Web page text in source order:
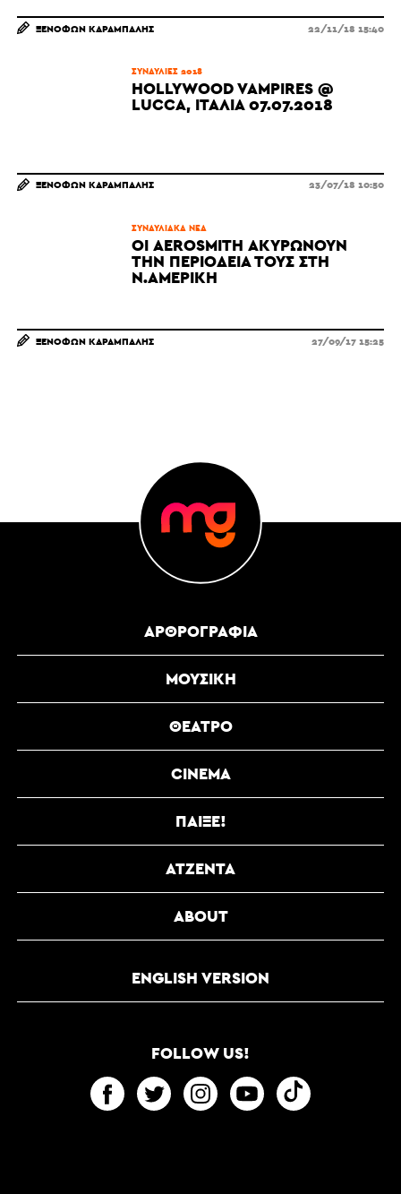
ΞΕΝΟΦΏΝ ΚΑΡΆΜΠΑΛΗΣ 22/11/18 15:40
ΣΥΝΑΥΛΊΕΣ 2018
HOLLYWOOD VAMPIRES @
LUCCA, ΙΤΑΛΊΑ 07.07.2018
ΞΕΝΟΦΏΝ ΚΑΡΆΜΠΑΛΗΣ 23/07/18 10:50
ΣΥΝΑΥΛΙΑΚΆ ΝΈΑ
ΟΙ AEROSMITH ΑΚΥΡΏΝΟΥΝ
ΤΗΝ ΠΕΡΙΟΔΕΊΑ ΤΟΥΣ ΣΤΗ
Ν.ΑΜΕΡΙΚΉ
ΞΕΝΟΦΏΝ ΚΑΡΆΜΠΑΛΗΣ 27/09/17 15:25
FOLLOW US!
ΑΡΘΡΟΓΡΑΦΊΑ
ΜΟΥΣΙΚΉ
ΘΈΑΤΡΟ
CINEMA
ΠΑΊΞΕ!
ΑΤΖΈΝΤΑ
ABOUT
ENGLISH VERSION